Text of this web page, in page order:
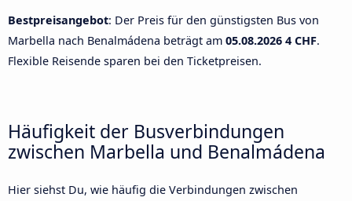
Bestpreisangebot: Der Preis für den günstigsten Bus von
Marbella nach Benalmádena beträgt am 05.08.2026 4 CHF.
Flexible Reisende sparen bei den Ticketpreisen.
Häufigkeit der Busverbindungen
zwischen Marbella und Benalmádena
Hier siehst Du, wie häufig die Verbindungen zwischen